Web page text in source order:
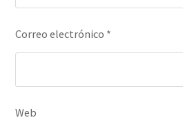
Correo electrónico *
Web